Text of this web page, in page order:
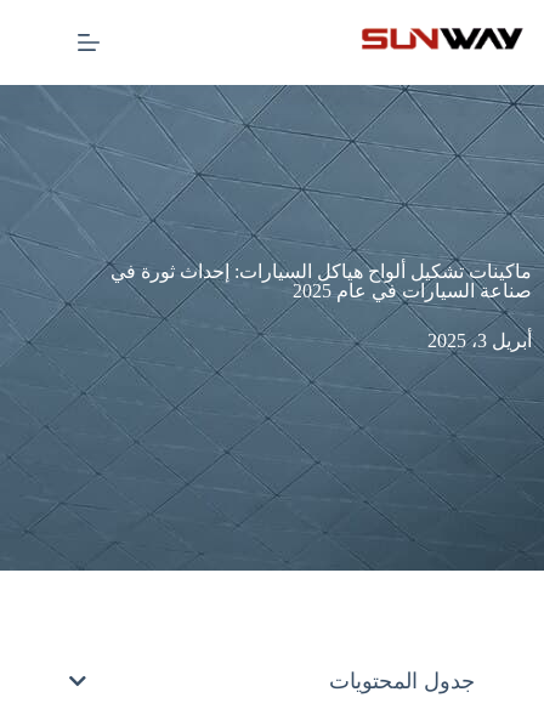
ماكينات تشكيل ألواح هياكل السيارات: إحداث ثورة في
صناعة السيارات في عام 2025
أبريل 3، 2025
جدول المحتويات